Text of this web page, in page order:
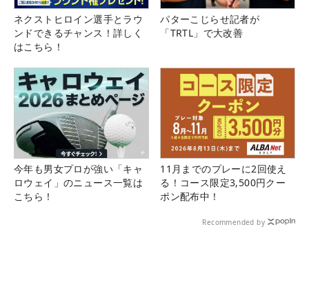
ネクストヒロイン選手とラウ
ンドできるチャンス！詳しく
はこちら！
パターこじらせ記者が
「TRTL」で大改善
今年も男女プロが強い「キャ
ロウェイ」のニュース一覧は
こちら！
11月までのプレーに2回使え
る！コース限定3,500円クー
ポン配布中！
Recommended by